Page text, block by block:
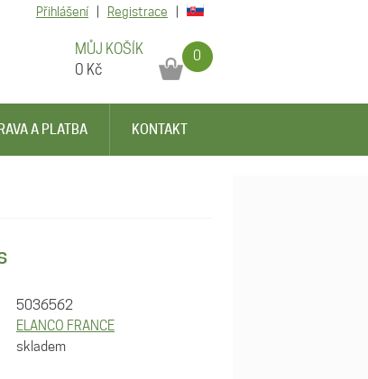
MŮJ KOŠÍK
0 Kč
0
Přihlášení Registrace
A PLATBA KONTAKT
5036562
ELANCO FRANCE
skladem